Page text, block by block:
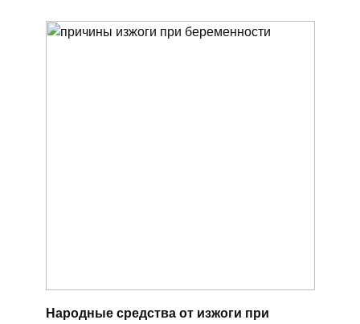
Народные средства от изжоги при